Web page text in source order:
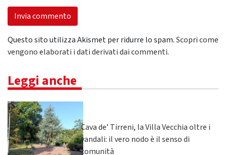
Questo sito utilizza Akismet per ridurre lo spam.Scopri come
vengono elaborati i dati derivati dai commenti.
Leggi anche
Cava de’ Tirreni, la Villa Vecchia oltre i
vandali: il vero nodo è il senso di
comunità